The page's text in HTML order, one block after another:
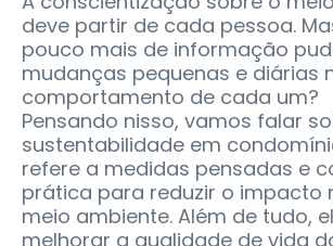
deve partir de cada pessoa.
pouco mais de informação
mudanças pequenas e diárias
comportamento de cada um?
Pensando nisso, vamos falar
sustentabilidade em
refere a medidas pensadas e
prática para reduzir o impacto
meio ambiente. Além de tudo,
melhorar a qualidade de vida